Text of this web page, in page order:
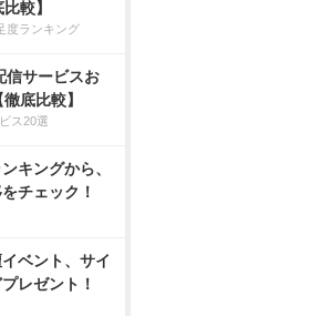
較】
度ランキング
信サービスお
底比較】
ス20選
キングから、
チェック！
ベント、サイ
レゼント！